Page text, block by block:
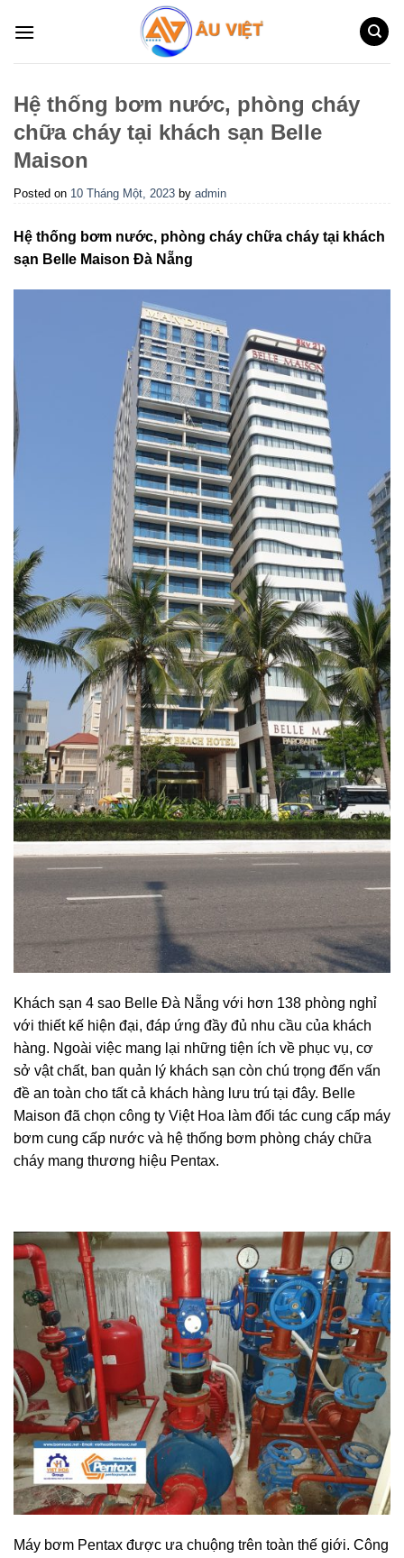
Hệ thống bơm nước, phòng cháy
chữa cháy tại khách sạn Belle
Maison
Posted on 10 Tháng Một, 2023 by admin
Hệ thống bơm nước, phòng cháy chữa cháy tại khách
sạn Belle Maison Đà Nẵng
Khách sạn 4 sao Belle Đà Nẵng với hơn 138 phòng nghỉ
với thiết kế hiện đại, đáp ứng đầy đủ nhu cầu của khách
hàng. Ngoài việc mang lại những tiện ích về phục vụ, cơ
sở vật chất, ban quản lý khách sạn còn chú trọng đến vấn
đề an toàn cho tất cả khách hàng lưu trú tại đây. Belle
Maison đã chọn công ty Việt Hoa làm đối tác cung cấp máy
bơm cung cấp nước và hệ thống bơm phòng cháy chữa
cháy mang thương hiệu Pentax.
Máy bơm Pentax được ưa chuộng trên toàn thế giới. Công